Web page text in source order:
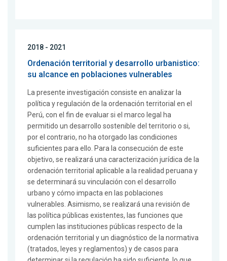
2018 - 2021
Ordenación territorial y desarrollo urbanistico:
su alcance en poblaciones vulnerables
La presente investigación consiste en analizar la
política y regulación de la ordenación territorial en el
Perú, con el fin de evaluar si el marco legal ha
permitido un desarrollo sostenible del territorio o si,
por el contrario, no ha otorgado las condiciones
suficientes para ello. Para la consecución de este
objetivo, se realizará una caracterización jurídica de la
ordenación territorial aplicable a la realidad peruana y
se determinará su vinculación con el desarrollo
urbano y cómo impacta en las poblaciones
vulnerables. Asimismo, se realizará una revisión de
las política públicas existentes, las funciones que
cumplen las instituciones públicas respecto de la
ordenación territorial y un diagnóstico de la normativa
(tratados, leyes y reglamentos) y de casos para